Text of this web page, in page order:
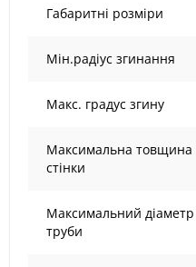
Габаритні розміри
Мін.радіус згинання
Макс. градус згину
Максимальна товщина
стінки
Максимальний діаметр
труби